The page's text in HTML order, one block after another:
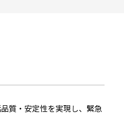
質・安定性を実現し、緊急